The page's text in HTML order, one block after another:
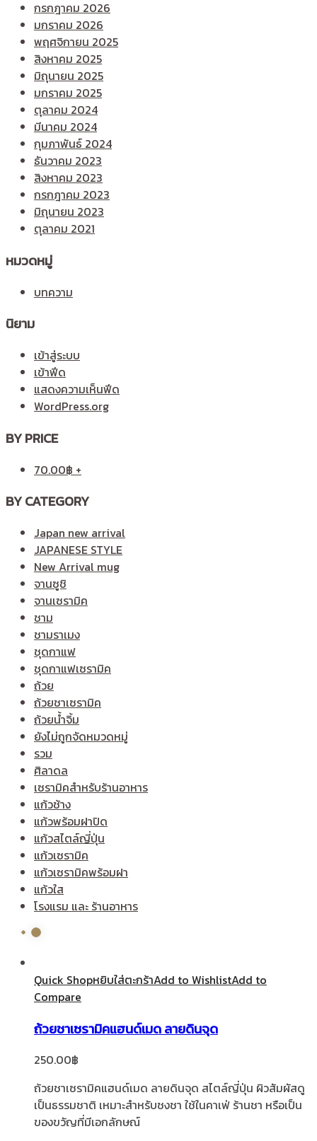
กรกฎาคม 2026
มกราคม 2026
พฤศจิกายน 2025
สิงหาคม 2025
มิถุนายน 2025
มกราคม 2025
ตุลาคม 2024
มีนาคม 2024
กุมภาพันธ์ 2024
ธันวาคม 2023
สิงหาคม 2023
กรกฎาคม 2023
มิถุนายน 2023
ตุลาคม 2021
หมวดหมู่
บทความ
นิยาม
เข้าสู่ระบบ
เข้าฟีด
แสดงความเห็นฟีด
WordPress.org
BY PRICE
70.00฿ +
BY CATEGORY
Japan new arrival
JAPANESE STYLE
New Arrival mug
จานซูชิ
จานเซรามิค
ชาม
ชามราเมง
ชุดกาแฟ
ชุดกาแฟเซรามิค
ถ้วย
ถ้วยชาเซรามิค
ถ้วยน้ำจิ้ม
ยังไม่ถูกจัดหมวดหมู่
รวม
ศิลาดล
เซรามิคสำหรับร้านอาหาร
แก้วช้าง
แก้วพร้อมฝาปิด
แก้วสไตล์ญี่ปุ่น
แก้วเซรามิค
แก้วเซรามิคพร้อมฝา
แก้วใส
โรงแรม และ ร้านอาหาร
Quick Shopหยิบใส่ตะกร้าAdd to WishlistAdd to
Compare
ถ้วยชาเซรามิคแฮนด์เมด ลายดินจุด
250.00฿
ถ้วยชาเซรามิคแฮนด์เมด ลายดินจุด สไตล์ญี่ปุ่น ผิวสัมผัสดู
เป็นธรรมชาติ เหมาะสำหรับชงชา ใช้ในคาเฟ่ ร้านชา หรือเป็น
ของขวัญที่มีเอกลักษณ์